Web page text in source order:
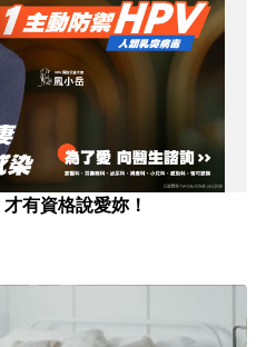
有資格說愛妳！